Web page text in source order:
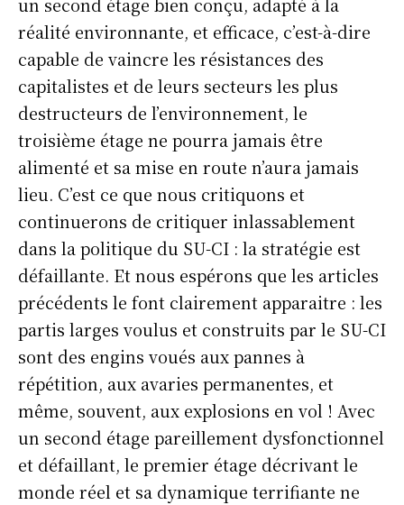
réalité environnante, et efficace, c’est-à-dire
capable de vaincre les résistances des
capitalistes et de leurs secteurs les plus
destructeurs de l’environnement, le
troisième étage ne pourra jamais être
alimenté et sa mise en route n’aura jamais
lieu. C’est ce que nous critiquons et
continuerons de critiquer inlassablement
dans la politique du SU-CI : la stratégie est
défaillante. Et nous espérons que les articles
précédents le font clairement apparaitre : les
partis larges voulus et construits par le SU-CI
sont des engins voués aux pannes à
répétition, aux avaries permanentes, et
même, souvent, aux explosions en vol ! Avec
un second étage pareillement dysfonctionnel
et défaillant, le premier étage décrivant le
monde réel et sa dynamique terrifiante ne